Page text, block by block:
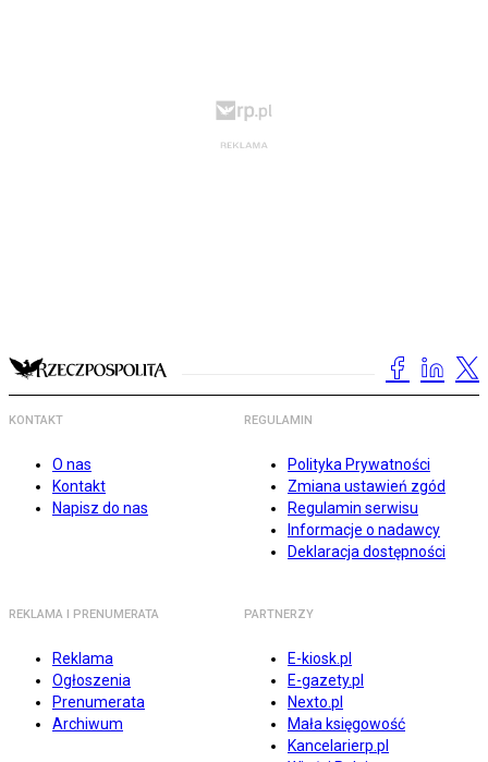
KONTAKT
O nas
Kontakt
Napisz do nas
REGULAMIN
Polityka Prywatności
Zmiana ustawień zgód
Regulamin serwisu
Informacje o nadawcy
Deklaracja dostępności
REKLAMA I PRENUMERATA
Reklama
Ogłoszenia
Prenumerata
Archiwum
PARTNERZY
E-kiosk.pl
E-gazety.pl
Nexto.pl
Mała księgowość
Kancelarierp.pl